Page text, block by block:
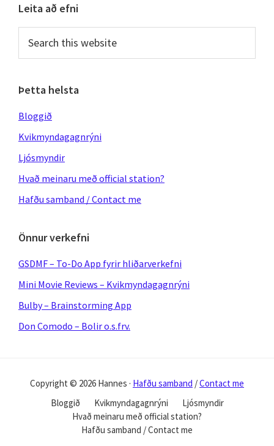
Primary
Sidebar
Leita að efni
this
Þetta helsta
Bloggið
Kvikmyndagagnrýni
Ljósmyndir
Hvað meinaru með official station?
Hafðu samband / Contact me
Önnur verkefni
GSDMF – To-Do App fyrir hliðarverkefni
Mini Movie Reviews – Kvikmyndagagnrýni
Bulby – Brainstorming App
Don Comodo – Bolir o.s.frv.
Copyright © 2026 Hannes · Hafðu samband /Contact me
Bloggið
Kvikmyndagagnrýni
Ljósmyndir
Hvað meinaru með official station?
Hafðu samband / Contact me